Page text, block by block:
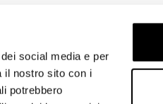
social media e per
il nostro sito con i
potrebbero